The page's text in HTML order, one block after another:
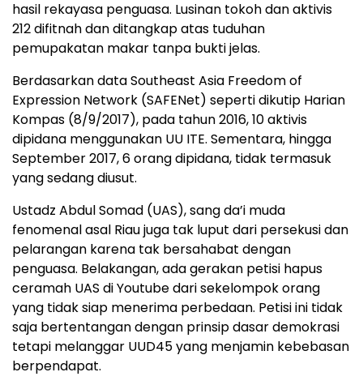
hasil rekayasa penguasa. Lusinan tokoh dan aktivis
212 difitnah dan ditangkap atas tuduhan
pemupakatan makar tanpa bukti jelas.
Berdasarkan data Southeast Asia Freedom of
Expression Network (SAFENet) seperti dikutip Harian
Kompas (8/9/2017), pada tahun 2016, 10 aktivis
dipidana menggunakan UU ITE. Sementara, hingga
September 2017, 6 orang dipidana, tidak termasuk
yang sedang diusut.
Ustadz Abdul Somad (UAS), sang da’i muda
fenomenal asal Riau juga tak luput dari persekusi dan
pelarangan karena tak bersahabat dengan
penguasa. Belakangan, ada gerakan petisi hapus
ceramah UAS di Youtube dari sekelompok orang
yang tidak siap menerima perbedaan. Petisi ini tidak
saja bertentangan dengan prinsip dasar demokrasi
tetapi melanggar UUD45 yang menjamin kebebasan
berpendapat.